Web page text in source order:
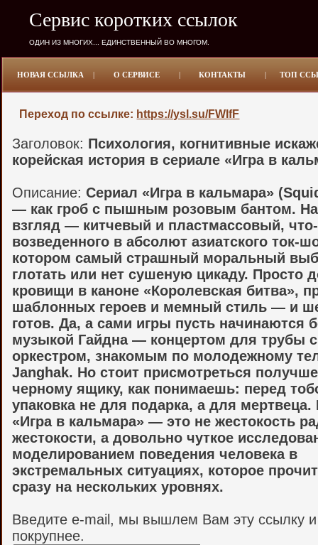
Сервис коротких ссылок
ОДИН ИЗ МНОГИХ... ЕДИНСТВЕННЫЙ ВО МНОГОМ.
НОВАЯ ССЫЛКА | О СЕРВИСЕ | КОНТАКТЫ | ТОП
Переход по ссылке: https://ysl.su/FWIfF
Заголовок: Психология, когнитивные
корейская история в сериале «Игра в
Описание:Сериал «Игра в кальмара»
— как гроб с пышным розовым бантом.
взгляд — китчевый и пластмассовый,
возведенного в абсолют азиатского ток-
котором самый страшный моральный
глотать или нет сушеную цикаду. Просто
кровищи в каноне «Королевская битва»,
шаблонных героев и мемный стиль — и
готов. Да, а сами игры пусть начинаются
музыкой Гайдна — концертом для трубы с
оркестром, знакомым по молодежному
Janghak. Но стоит присмотреться
черному ящику, как понимаешь: перед
упаковка не для подарка, а для мертвеца.
«Игра в кальмара» — это не жестокость
жестокости, а довольно чуткое
моделированием поведения человека в
экстремальных ситуациях, которое
сразу на нескольких уровнях.
Введите e-mail, мы вышлем Вам эту ссылку
покрупнее.